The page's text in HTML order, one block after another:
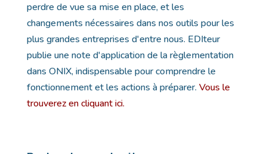
perdre de vue sa mise en place, et les
changements nécessaires dans nos outils pour les
plus grandes entreprises d'entre nous. EDIteur
publie une note d'application de la règlementation
dans ONIX, indispensable pour comprendre le
fonctionnement et les actions à préparer. Vous le
trouverez en cliquant ici.